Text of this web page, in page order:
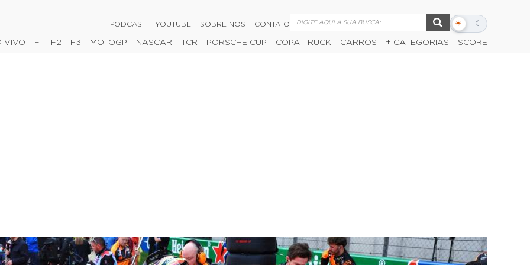
PODCAST YOUTUBE SOBRE NÓS CONTATO ☀ ☾
Alternar
escuro
VIVO F1 F2 F3 MOTOGP NASCAR TCR PORSCHE CUP COPA TRUCK CARROS + CATEGORIAS SCORE